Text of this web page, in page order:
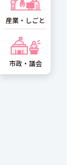
産業・しごと
市政・議会